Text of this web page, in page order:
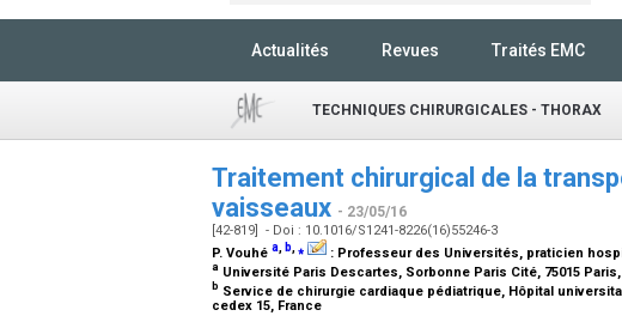
Actualités Revues Traités EMC
TECHNIQUES CHIRURGICALES - THORAX
Traitement chirurgical de la
vaisseaux - 23/05/16
[42-819] - Doi : 10.1016/S1241-8226(16)55246-3
P. Vouhé a, b,⁎ : Professeur des Universités, praticien
a Université Paris Descartes, Sorbonne Paris Cité, 75015
b Service de chirurgie cardiaque pédiatrique, Hôpital
cedex 15, France